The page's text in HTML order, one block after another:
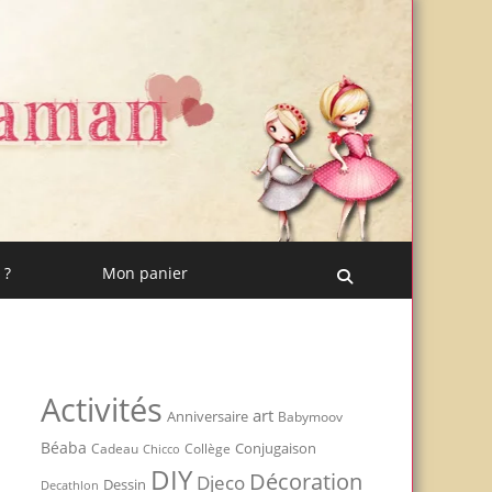
Mon panier
Activités Anniversaire art Babymoov
Béaba Cadeau Chicco Collège Conjugaison
Decathlon Dessin DIY Djeco Décoration